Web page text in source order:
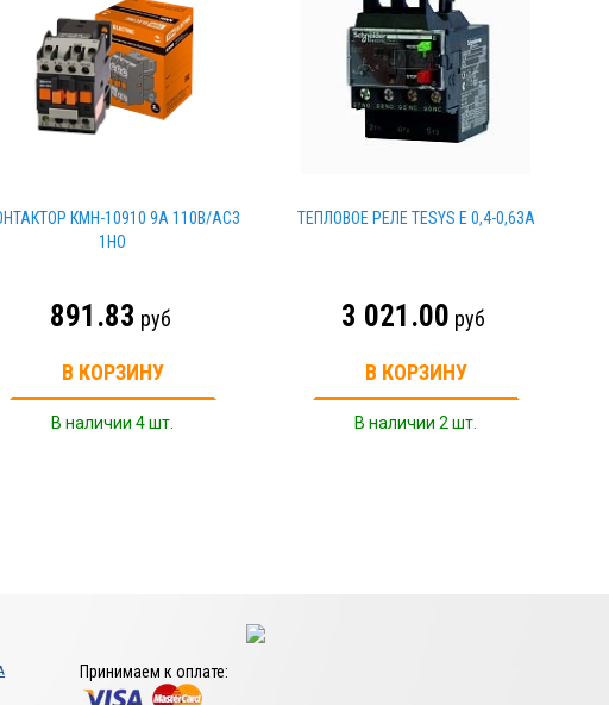
КМН-10910 9А 110В/АС3
1НО
891.83 руб
В КОРЗИНУ
В наличии 4 шт.
ТЕПЛОВОЕ РЕЛЕ TESYS E 0,4-0,63A
3 021.00 руб
В КОРЗИНУ
В наличии 2 шт.
Принимаем к оплате: